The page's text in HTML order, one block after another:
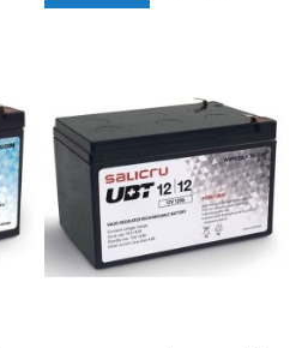
LISTA
DE
DESEOS